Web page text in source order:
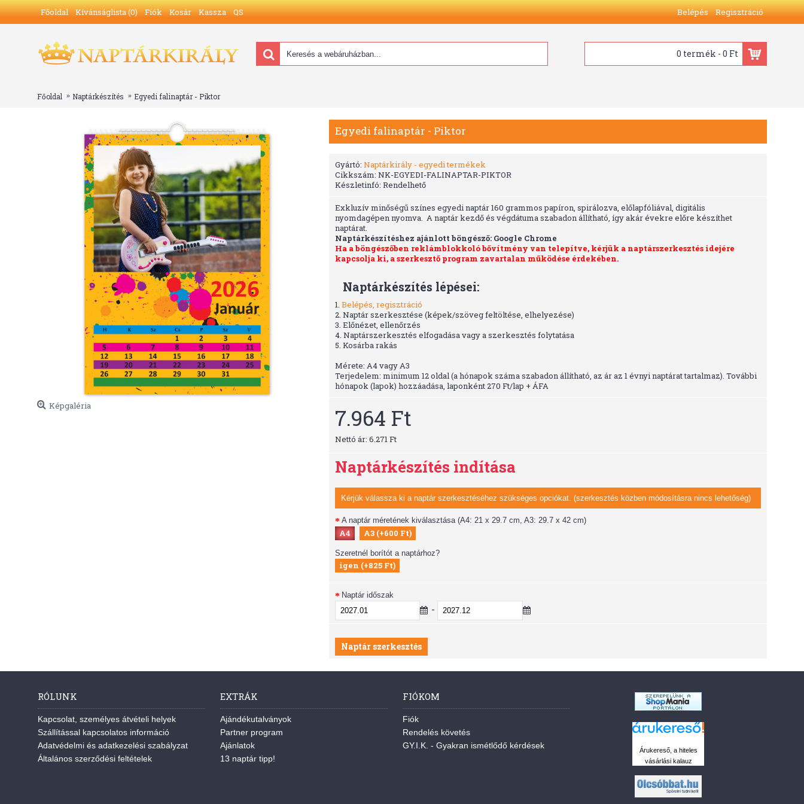
Főoldal Kívánságlista (0) Fiók Kosár Kassza QS Belépés Regisztráció
0 termék - 0 Ft
Főoldal Naptárkészítés Egyedi falinaptár - Piktor
Képgaléria
Egyedi falinaptár - Piktor
Gyártó: Naptárkirály - egyedi termékek
Cikkszám: NK-EGYEDI-FALINAPTAR-PIKTOR
Készletinfó: Rendelhető
Exkluzív minőségű színes egyedi naptár 160 grammos papíron, spirálozva, előlapfóliával, digitális
nyomdagépen nyomva. A naptár kezdő és végdátuma szabadon állítható, így akár évekre előre készíthet
naptárat.
Naptárkészítéshez ajánlott böngésző: Google Chrome
Ha a böngészőben reklámblokkoló bővítmény van telepítve, kérjük a naptárszerkesztés idejére
kapcsolja ki, a szerkesztő program zavartalan működése érdekében.
Naptárkészítés lépései:
1. Belépés, regisztráció
2. Naptár szerkesztése (képek/szöveg feltöltése, elhelyezése)
3. Előnézet, ellenőrzés
4. Naptárszerkesztés elfogadása vagy a szerkesztés folytatása
5. Kosárba rakás
Mérete: A4 vagy A3
Terjedelem: minimum 12 oldal (a hónapok száma szabadon állítható, az ár az 1 évnyi naptárat tartalmaz). További
hónapok (lapok) hozzáadása, laponként 270 Ft/lap + ÁFA
7.964 Ft
Nettó ár: 6.271 Ft
Naptárkészítés indítása
Kérjük válassza ki a naptár szerkesztéséhez szükséges opciókat. (szerkesztés közben módosításra nincs lehetőség)
A naptár méretének kiválasztása (A4: 21 x 29.7 cm, A3: 29.7 x 42 cm)
A4 A3 (+600 Ft)
Szeretnél borítót a naptárhoz?
igen (+825 Ft)
Naptár időszak
-
Naptár szerkesztés
RÓLUNK
Kapcsolat, személyes átvételi helyek
Szállítással kapcsolatos információ
Adatvédelmi és adatkezelési szabályzat
Általános szerződési feltételek
EXTRÁK
Ajándékutalványok
Partner program
Ajánlatok
13 naptár tipp!
FIÓKOM
Fiók
Rendelés követés
GY.I.K. - Gyakran ismétlődő kérdések
Árukereső, a hiteles
vásárlási kalauz